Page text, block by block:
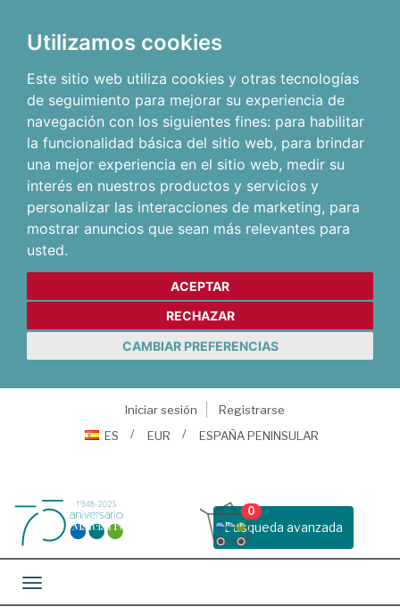
Utilizamos cookies
Este sitio web utiliza cookies y otras tecnologías
de seguimiento para mejorar su experiencia de
navegación con los siguientes fines: para habilitar
la funcionalidad básica del sitio web, para brindar
una mejor experiencia en el sitio web, medir su
interés en nuestros productos y servicios y
personalizar las interacciones de marketing, para
mostrar anuncios que sean más relevantes para
usted.
ACEPTAR
RECHAZAR
CAMBIAR PREFERENCIAS
Iniciar sesión
Registrarse
ES
EUR ESPAÑA PENINSULAR
Busqueda avanzada
0
Toggle navigation